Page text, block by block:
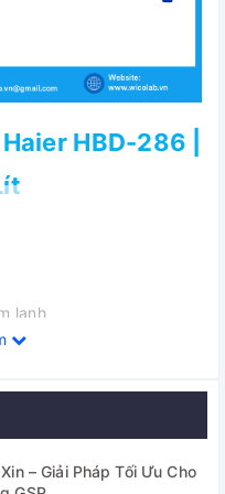
HBD-286 |
lạnh
UNICEF/PQS trong
– Giải Pháp Tối Ưu Cho